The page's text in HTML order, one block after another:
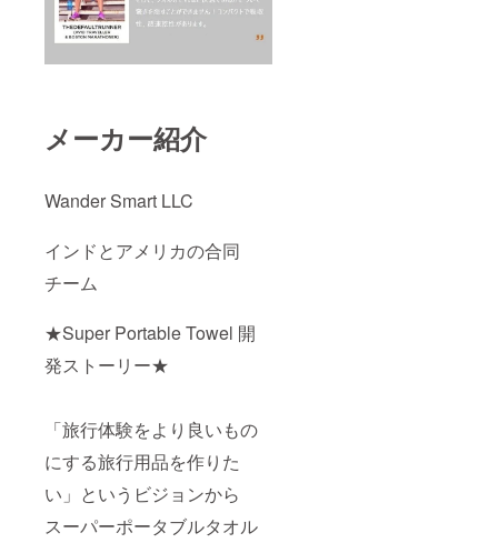
メーカー紹介
Wander Smart LLC
インドとアメリカの合同
チーム
★Super Portable Towel 開
発ストーリー★
「旅行体験をより良いもの
にする旅行用品を作りた
い」というビジョンから
スーパーポータブルタオル